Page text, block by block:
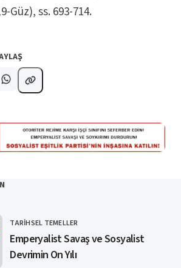
Güz), ss. 693-714.
KATEGORI
TARIHSEL TEMELLER
Emperyalist Savaş ve Sosyalist
Devrimin On Yılı